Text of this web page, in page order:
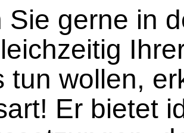
Sie gerne in
tun wollen,
Er bietet